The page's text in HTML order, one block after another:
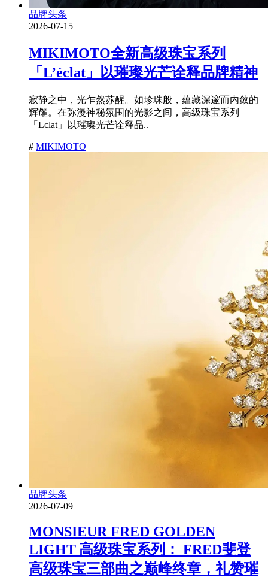
品牌头条
2026-07-15
MIKIMOTO全新高级珠宝系列
「L’éclat」以璀璨光芒诠释品牌精神
寂静之中，光乍然苏醒。如珍珠般，蕴藏深邃而内敛的
辉耀。在弥漫神秘氛围的光影之间，高级珠宝系列
「Lclat」以璀璨光芒诠释品..
# MIKIMOTO
品牌头条
2026-07-09
MONSIEUR FRED GOLDEN
LIGHT 高级珠宝系列： FRED斐登
高级珠宝三部曲之巅峰终章，礼赞璀